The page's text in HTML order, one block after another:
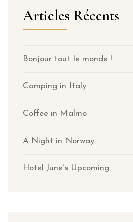
Articles Récents
Bonjour tout le monde !
Camping in Italy
Coffee in Malmö
A Night in Norway
Hotel June’s Upcoming